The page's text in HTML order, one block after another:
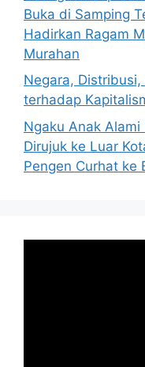
Buka di Samping
Hadirkan Ragam
Murahan
Negara,
terhadap
Ngaku Anak
Dirujuk ke Luar
Pengen Curhat ke